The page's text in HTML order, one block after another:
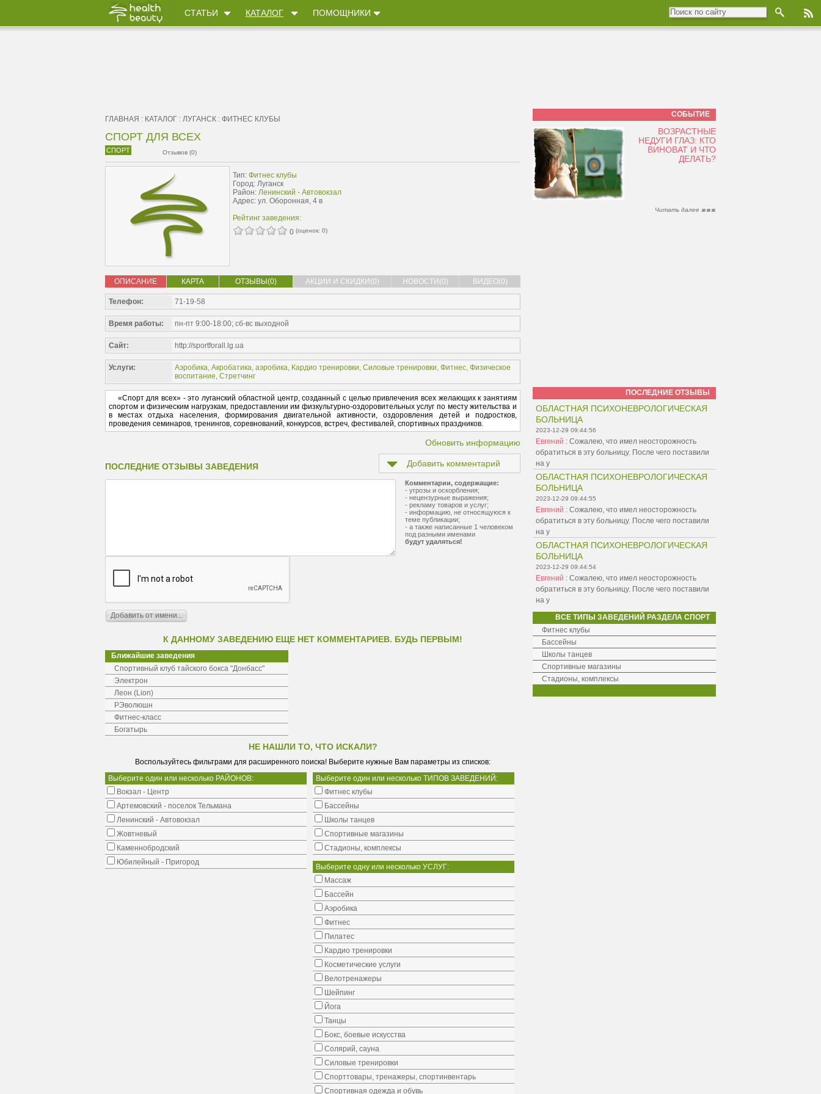
СТАТЬИ КАТАЛОГ ПОМОЩНИКИ
ГЛАВНАЯ : КАТАЛОГ : ЛУГАНСК : ФИТНЕС КЛУБЫ
СПОРТ ДЛЯ ВСЕХ
СПОРТ Отзывов (0)
Тип: Фитнес клубы
Город: Луганск
Район: Ленинский - Автовокзал
Адрес: ул. Оборонная, 4 в
Рейтинг заведения:
0 (оценок: 0)
ОПИСАНИЕ КАРТА ОТЗЫВЫ(0) АКЦИИ И СКИДКИ(0) НОВОСТИ(0) ВИДЕО(0)
Телефон: 71-19-58
Время работы: пн-пт 9:00-18:00; сб-вс выходной
Сайт: http://sportforall.lg.ua
Услуги: Аэробика, Акробатика, аэробика, Кардио тренировки, Силовые тренировки, Фитнес, Физическое
воспитание, Стретчинг
«Спорт для всех» - это луганский областной центр, созданный с целью привлечения всех желающих к занятиям
спортом и физическим нагрузкам, предоставлении им физкультурно-оздоровительных услуг по месту жительства и
в местах отдыха населения, формирования двигательной активности, оздоровления детей и подростков,
проведения семинаров, тренингов, соревнований, конкурсов, встреч, фестивалей, спортивных праздников.
Обновить информацию
ПОСЛЕДНИЕ ОТЗЫВЫ ЗАВЕДЕНИЯ Добавить комментарий
Комментарии, содержащие:
- угрозы и оскорбления;
- нецензурные выражения;
- рекламу товаров и услуг;
- информацию, не относящуюся к
теме публикации;
- а также написанные 1 человеком
под разными именами
будут удаляться!
К ДАННОМУ ЗАВЕДЕНИЮ ЕЩЕ НЕТ КОММЕНТАРИЕВ. БУДЬ ПЕРВЫМ!
Ближайшие заведения
Спортивный клуб тайского бокса "Донбасс"
Электрон
Леон (Lion)
РЭволюшн
Фитнес-класс
Богатырь
НЕ НАШЛИ ТО, ЧТО ИСКАЛИ?
Воспользуйтесь фильтрами для расширенного поиска! Выберите нужные Вам параметры из списков:
Выберите один или несколько РАЙОНОВ:
Вокзал - Центр
Артемовский - поселок Тельмана
Ленинский - Автовокзал
Жовтневый
Каменнобродский
Юбилейный - Пригород
Выберите один или несколько ТИПОВ ЗАВЕДЕНИЙ:
Фитнес клубы
Бассейны
Школы танцев
Cпортивные магазины
Стадионы, комплексы
Выберите одну или несколько УСЛУГ:
Массаж
Бассейн
Аэробика
Фитнес
Пилатес
Кардио тренировки
Косметические услуги
Велотренажеры
Шейпинг
Йога
Танцы
Бокс, боевые искусства
Солярий, сауна
Силовые тренировки
Спорттовары, тренажеры, спортинвентарь
Спортивная одежда и обувь
СОБЫТИЕ
ВОЗРАСТНЫЕ
НЕДУГИ ГЛАЗ: КТО
ВИНОВАТ И ЧТО
ДЕЛАТЬ?
Читать далее
ПОСЛЕДНИЕ ОТЗЫВЫ
ОБЛАСТНАЯ ПСИХОНЕВРОЛОГИЧЕСКАЯ
БОЛЬНИЦА
2023-12-29 09:44:56
Евгений : Сожалею, что имел неосторожность
обратиться в эту больницу. После чего поставили
на у
ОБЛАСТНАЯ ПСИХОНЕВРОЛОГИЧЕСКАЯ
БОЛЬНИЦА
2023-12-29 09:44:55
Евгений : Сожалею, что имел неосторожность
обратиться в эту больницу. После чего поставили
на у
ОБЛАСТНАЯ ПСИХОНЕВРОЛОГИЧЕСКАЯ
БОЛЬНИЦА
2023-12-29 09:44:54
Евгений : Сожалею, что имел неосторожность
обратиться в эту больницу. После чего поставили
на у
ВСЕ ТИПЫ ЗАВЕДЕНИЙ РАЗДЕЛА СПОРТ
Фитнес клубы
Бассейны
Школы танцев
Cпортивные магазины
Стадионы, комплексы